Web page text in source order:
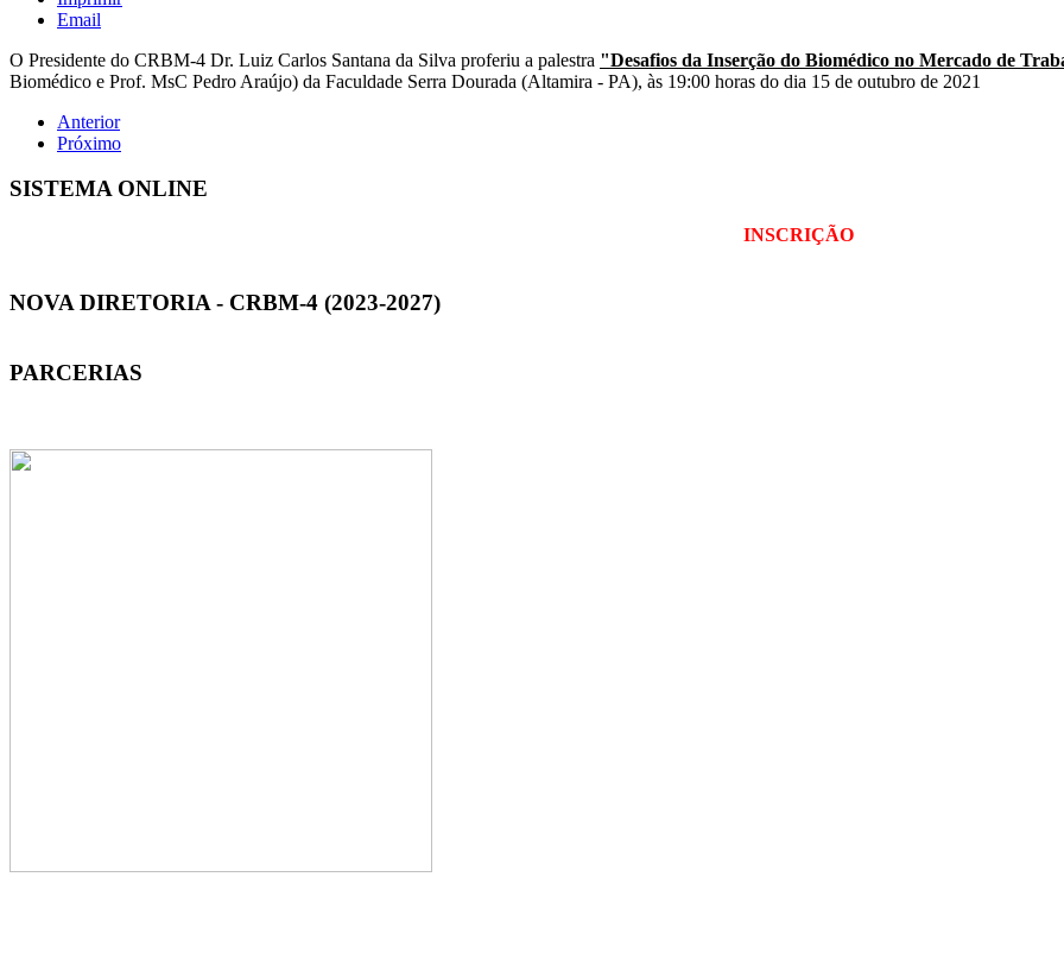
Email
O Presidente do CRBM-4 Dr. Luiz Carlos Santana da Silva proferiu a palestra "Desafios da Inserção do Biomédico no Mercado de
Biomédico e Prof. MsC Pedro Araújo) da Faculdade Serra Dourada (Altamira - PA), às 19:00 horas do dia 15 de outubro de 2021
Anterior
Próximo
SISTEMA ONLINE
INSCRIÇÃO
NOVA DIRETORIA - CRBM-4 (2023-2027)
PARCERIAS